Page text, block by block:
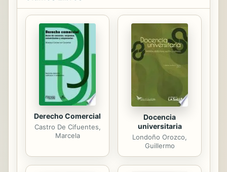
Cela: Nota a la primera edición.
Derecho Comercial
Castro De Cifuentes,
Marcela
Docencia
universitaria
Londoño Orozco,
Guillermo